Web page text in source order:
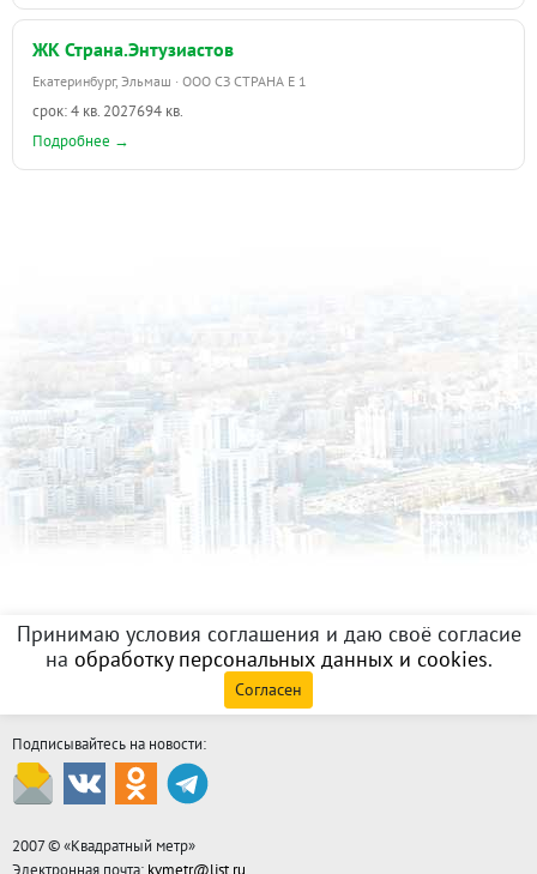
ЖК Страна.Энтузиастов
Екатеринбург, Эльмаш · ООО СЗ СТРАНА Е 1
срок: 4 кв. 2027694 кв.
Подробнее →
Принимаю условия соглашения и даю своё согласие
на обработку персональных данных и cookies.
Согласен
Подписывайтесь на новости:
2007 © «Квадратный метр»